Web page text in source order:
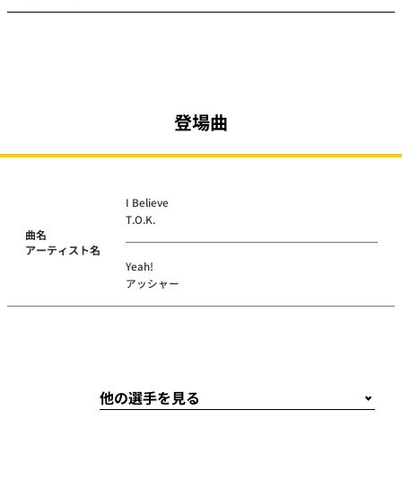
登場曲
曲名
アーティスト名
I Believe
T.O.K.
Yeah!
アッシャー